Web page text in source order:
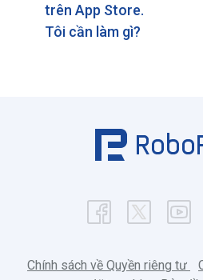
trên App Store.
Tôi cần làm gì?
Chính sách về Quyền riêng tư